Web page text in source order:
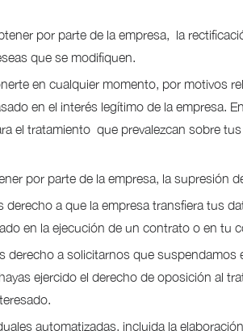
por parte de la empresa, la
que se modifiquen.
en cualquier momento, por motivos
en el interés legítimo de la empresa.
el tratamiento que prevalezcan sobre
por parte de la empresa, la supresión
derecho a que la empresa transfiera tus
en la ejecución de un contrato o en tu
derecho a solicitarnos que
ejercido el derecho de oposición al
automatizadas, incluida la